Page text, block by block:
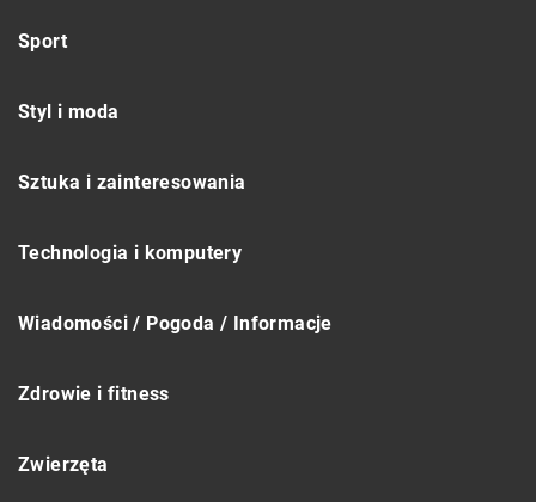
Sport
Styl i moda
Sztuka i zainteresowania
Technologia i komputery
Wiadomości / Pogoda / Informacje
Zdrowie i fitness
Zwierzęta